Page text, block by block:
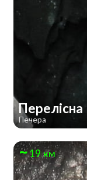
Перелісна
Печера
19 км